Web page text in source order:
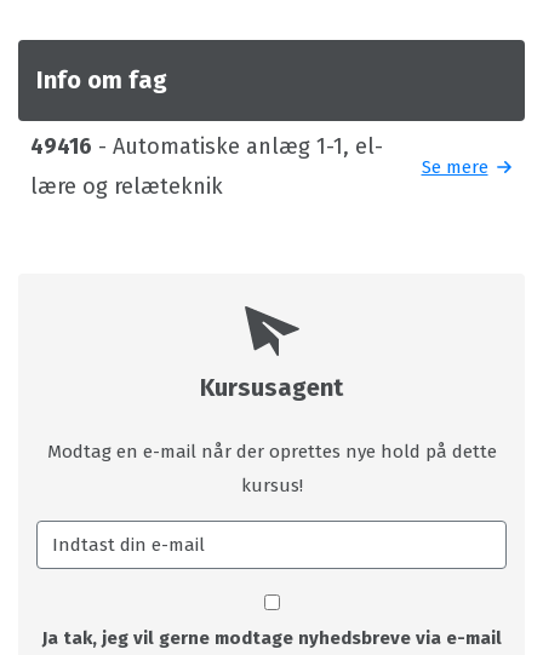
Info om fag
49416 - Automatiske anlæg 1-1, el-
lære og relæteknik
Se mere
Kursusagent
Modtag en e-mail når der oprettes nye hold på dette
kursus!
Ja tak, jeg vil gerne modtage nyhedsbreve via e-mail